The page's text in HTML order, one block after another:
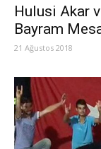
Hulusi Akar
Bayram
21 Ağustos 2018